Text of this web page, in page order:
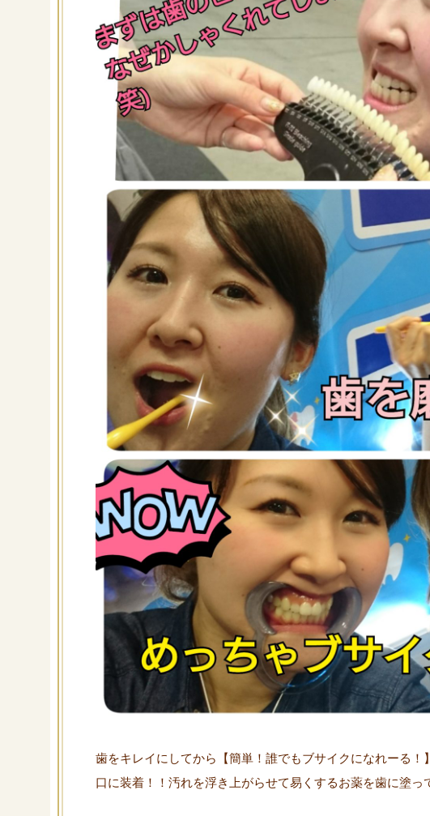
歯をキレイにしてから【簡単！誰でもブサイクになれーる
口に装着！！汚れを浮き上がらせて易くするお薬を歯に塗